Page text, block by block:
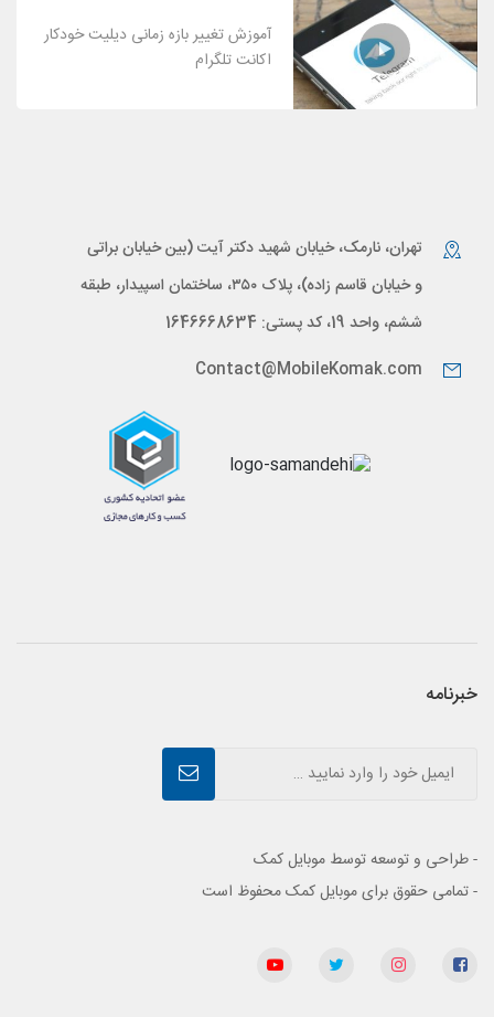
آموزش تغییر بازه زمانی دیلیت خودکار
اکانت تلگرام
تهران، نارمک، خیابان شهید دکتر آیت (بین خیابان براتی
و خیابان قاسم زاده)، پلاک ۳۵۰، ساختمان اسپیدار، طبقه
ششم، واحد 19، کد پستی: 1646668634
Contact@MobileKomak.com
خبرنامه
- طراحی و توسعه توسط موبایل کمک
- تمامی حقوق برای موبایل کمک محفوظ است